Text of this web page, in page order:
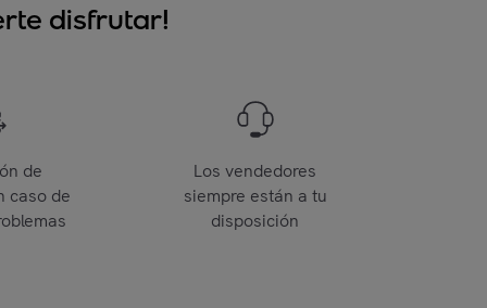
disfrutar!
de
caso de
Los vendedores
siempre están a tu
disposición